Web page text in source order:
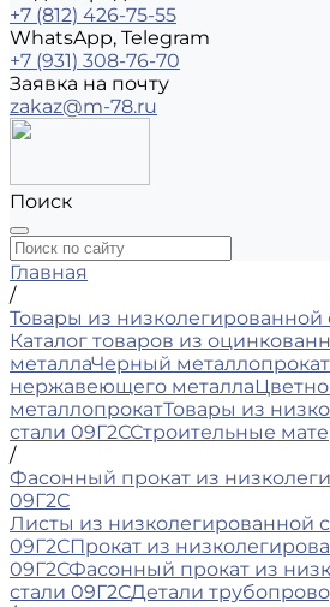
+7 (812) 426-75-55
WhatsApp, Telegram
+7 (931) 308-76-70
Заявка на почту
zakaz@m-78.ru
Поиск
Главная
/
Товары из низколегированной
Каталог товаров из
металлаЧерный металлопрокат
нержавеющего металла
металлопрокатТовары из
стали 09Г2ССтроительные
/
Фасонный прокат из
09Г2С
Листы из низколегированной
09Г2СПрокат из
09Г2СФасонный прокат из
стали 09Г2СДетали